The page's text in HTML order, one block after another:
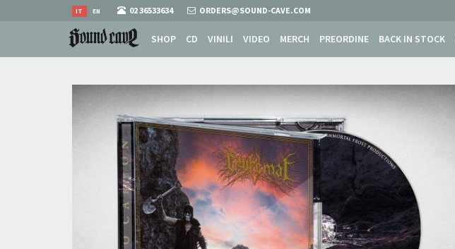
EN
IT 02 36533634 ORDERS@SOUND-CAVE.COM
SHOP CD VINILI VIDEO MERCH PREORDINE BACK IN STOCK